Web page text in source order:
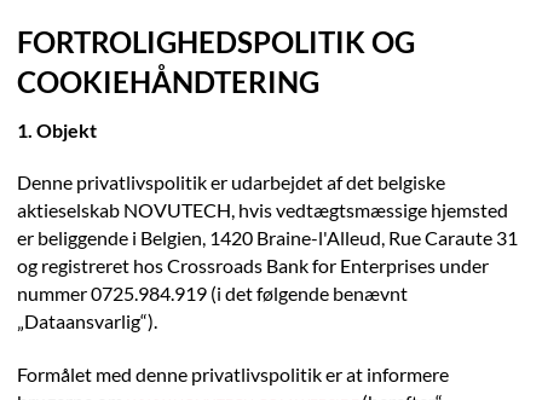
FORTROLIGHEDSPOLITIK OG
COOKIEHÅNDTERING
1. Objekt
Denne privatlivspolitik er udarbejdet af det belgiske
aktieselskab NOVUTECH, hvis vedtægtsmæssige hjemsted
er beliggende i Belgien, 1420 Braine-l'Alleud, Rue Caraute 31
og registreret hos Crossroads Bank for Enterprises under
nummer 0725.984.919 (i det følgende benævnt
„Dataansvarlig“).
Formålet med denne privatlivspolitik er at informere